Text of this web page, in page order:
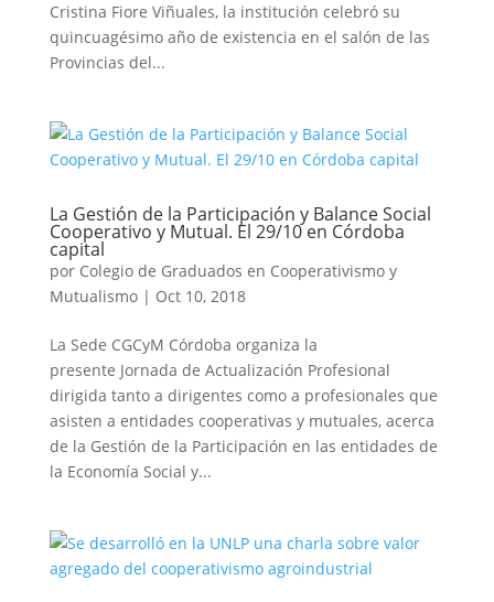
Cristina Fiore Viñuales, la institución celebró su
quincuagésimo año de existencia en el salón de las
Provincias del...
La Gestión de la Participación y Balance Social
Cooperativo y Mutual. El 29/10 en Córdoba
capital
por Colegio de Graduados en Cooperativismo y
Mutualismo| Oct 10, 2018
La Sede CGCyM Córdoba organiza la
presente Jornada de Actualización Profesional
dirigida tanto a dirigentes como a profesionales que
asisten a entidades cooperativas y mutuales, acerca
de la Gestión de la Participación en las entidades de
la Economía Social y...